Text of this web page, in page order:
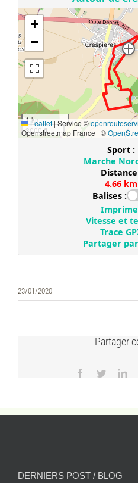
23/01/2020
Partager
Facebook
Twitter
DERNIERS POST / BLOG